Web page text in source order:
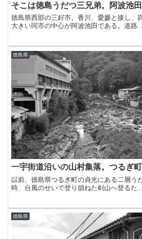
そこは徳島うだつ三兄弟。阿波池
徳島県西部の三好市。香川、愛媛と接し、
大きい同市の中心が阿波池田である。道路...
徳島県
一宇街道沿いの山村集落。つるぎ
以前、徳島県つるぎ町の貞光にある二層う
時、台風のせいで登り損ねた剣山へ登るた...
徳島県